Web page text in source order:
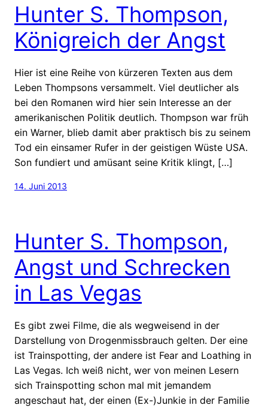
Hunter S. Thompson,
Königreich der Angst
Hier ist eine Reihe von kürzeren Texten aus dem
Leben Thompsons versammelt. Viel deutlicher als
bei den Romanen wird hier sein Interesse an der
amerikanischen Politik deutlich. Thompson war früh
ein Warner, blieb damit aber praktisch bis zu seinem
Tod ein einsamer Rufer in der geistigen Wüste USA.
Son fundiert und amüsant seine Kritik klingt, […]
14. Juni 2013
Hunter S. Thompson,
Angst und Schrecken
in Las Vegas
Es gibt zwei Filme, die als wegweisend in der
Darstellung von Drogenmissbrauch gelten. Der eine
ist Trainspotting, der andere ist Fear and Loathing in
Las Vegas. Ich weiß nicht, wer von meinen Lesern
sich Trainspotting schon mal mit jemandem
angeschaut hat, der einen (Ex-)Junkie in der Familie